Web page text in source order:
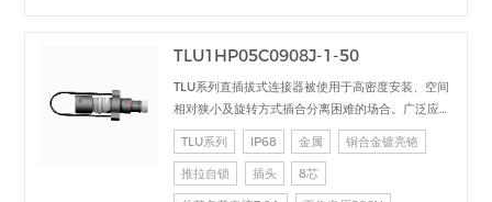
TLU1HP05C0908J-1-50
TLU系列直插拔式连接器被使用于高密度安装、空间
相对狭小及旋转方式插合分离困难的场合。广泛应用
于电台设备、加固计算机、医疗设备、测试检测设
备、音频视频设备、数据采集、工业控制等场合的交
直流、高速、射频、光纤等的信号连接传输。
TLU系列 IP68 金属 铜合金镀亮铬
推拉自锁 插头 8芯